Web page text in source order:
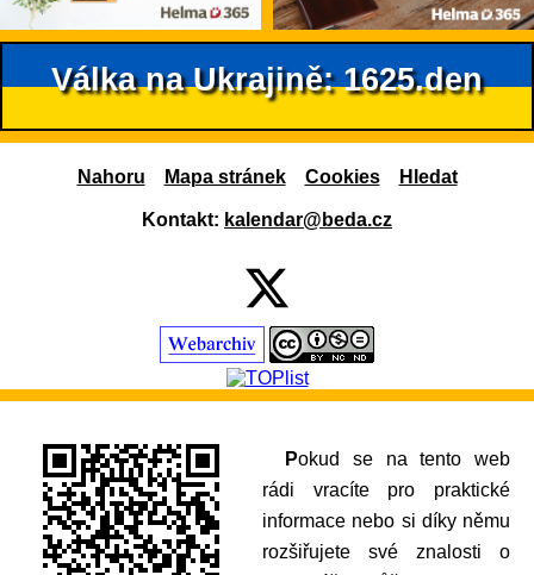
Válka na Ukrajině: 1625.den
Nahoru Mapa stránek Cookies Hledat
Kontakt: kalendar@beda.cz
Pokud se na tento web
rádi vracíte pro praktické
informace nebo si díky němu
rozšiřujete své znalosti o